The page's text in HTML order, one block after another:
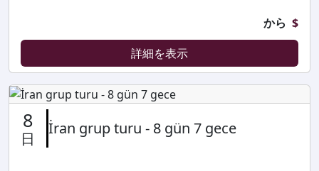
から $
詳細を表示
8
日
İran grup turu - 8 gün 7 gece